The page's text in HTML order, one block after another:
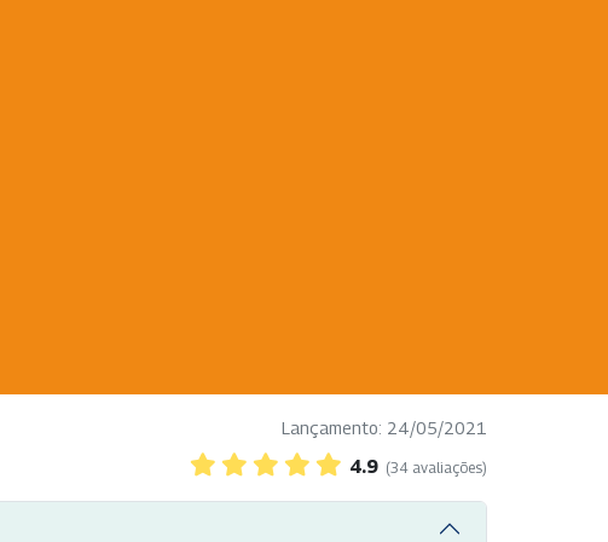
Lançamento: 24/05/2021
4.9 (34 avaliações)